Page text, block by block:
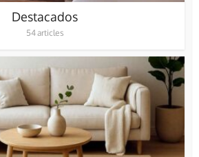
Destacados
54 articles